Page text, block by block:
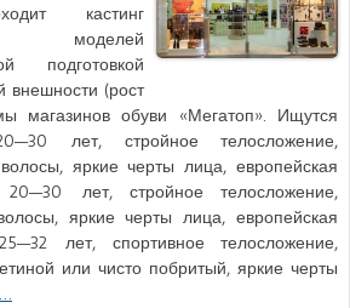
кастинг
моделей
подготовкой
внешности (рост
магазинов обуви «Мегатоп». Ищутся
лет, стройное телосложение,
яркие черты лица, европейская
20—30 лет, стройное телосложение,
яркие черты лица, европейская
лет, спортивное телосложение,
или чисто побритый, яркие черты